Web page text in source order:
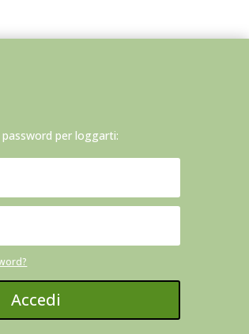
per loggarti:
Accedi